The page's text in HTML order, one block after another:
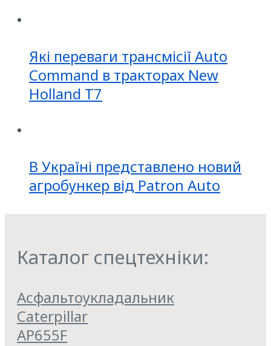
Які переваги трансмісії Auto
Command в тракторах New
Holland T7
В Україні представлено новий
агробункер від Patron Auto
Каталог спецтехніки:
Асфальтоукладальник
Caterpillar
AP655F